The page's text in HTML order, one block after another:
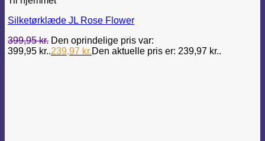
Silketørklæde JL Rose Flower
399,95kr. Den oprindelige pris var:
399,95 kr..239,97 kr.Den aktuelle pris er: 239,97 kr..